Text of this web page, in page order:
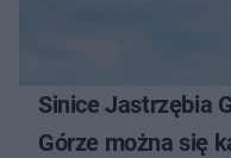
Sinice Jastrzębia
Górze można się